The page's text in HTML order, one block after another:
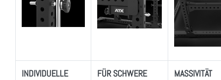
INDIVIDUELLE
FÜR SCHWERE
MASSIVITÄT